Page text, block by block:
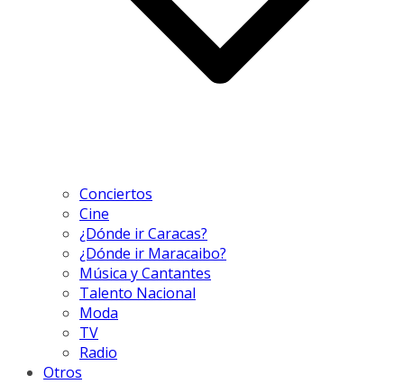
Conciertos
Cine
¿Dónde ir Caracas?
¿Dónde ir Maracaibo?
Música y Cantantes
Talento Nacional
Moda
TV
Radio
Otros